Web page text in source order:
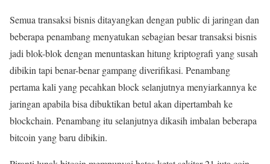
Semua transaksi bisnis ditayangkan dengan public di jaringan dan
beberapa penambang menyatukan sebagian besar transaksi bisnis
jadi blok-blok dengan menuntaskan hitung kriptografi yang susah
dibikin tapi benar-benar gampang diverifikasi. Penambang
pertama kali yang pecahkan block selanjutnya menyiarkannya ke
jaringan apabila bisa dibuktikan betul akan dipertambah ke
blockchain. Penambang itu selanjutnya dikasih imbalan beberapa
bitcoin yang baru dibikin.